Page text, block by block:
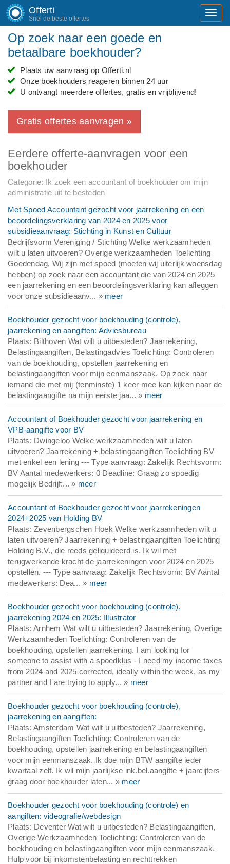
Offerti
Snel de beste offertes
Op zoek naar een goede en
betaalbare boekhouder?
Plaats uw aanvraag op Offerti.nl
Onze boekhouders reageren binnen 24 uur
U ontvangt meerdere offertes, gratis en vrijblijvend!
Gratis offertes aanvragen »
Eerdere offerte-aanvragen voor een
boekhouder
Categorie: Ik zoek een accountant of boekhouder om mijn
administratie uit te besteden
Met Spoed Accountant gezocht voor jaarrekening en een
beoordelingsverklaring van 2024 en 2025 voor
subsidieaanvraag: Stichting in Kunst en Cultuur
Bedrijfsvorm Vereniging / Stichting Welke werkzaamheden
wilt u laten uitvoeren? Overige werkzaamheden Toelichting
Goedendag, Wij zijn met spoed (moeten wij uiterlijk woensdag
hebben) op zoek naar een accountant die van 2024 en 2025
een jaarrekening en een beoordelingsverklaring kan afleggen
voor onze subsidieaanv... » meer
Boekhouder gezocht voor boekhouding (controle),
jaarrekening en aangiften: Adviesbureau
Plaats: Bilthoven Wat wilt u uitbesteden? Jaarrekening,
Belastingaangiften, Belastingadvies Toelichting: Controleren
van de boekhouding, opstellen jaarrekening en
belastingaangiften voor mijn eenmanszaak. Op zoek naar
iemand die met mij (tenminste) 1 keer mee kan kijken naar de
belastingaangifte na mijn eerste jaa... » meer
Accountant of Boekhouder gezocht voor jaarrekening en
VPB-aangifte voor BV
Plaats: Dwingeloo Welke werkzaamheden wilt u laten
uitvoeren? Jaarrekening + belastingaangiften Toelichting BV
met enkel een lening --- Type aanvraag: Zakelijk Rechtsvorm:
BV Aantal medewerkers: 0 Deadline: Graag zo spoedig
mogelijk Bedrijf:... » meer
Accountant of Boekhouder gezocht voor jaarrekeningen
2024+2025 van Holding BV
Plaats: Zevenbergschen Hoek Welke werkzaamheden wilt u
laten uitvoeren? Jaarrekening + belastingaangiften Toelichting
Holding B.V., die reeds geliquideerd is. Ik wil met
terugwerkende kracht de jaarrekeningen voor 2024 en 2025
opstellen. --- Type aanvraag: Zakelijk Rechtsvorm: BV Aantal
medewerkers: Dea... » meer
Boekhouder gezocht voor boekhouding (controle),
jaarrekening 2024 en 2025: Illustrator
Plaats: Arnhem Wat wilt u uitbesteden? Jaarrekening, Overige
Werkzaamheden Toelichting: Controleren van de
boekhouding, opstellen jaarrekening. I am looking for
someone to assist with a spoedklus - I need my income taxes
from 2024 and 2025 corrected, ideally within the week, as my
partner and I are trying to apply... » meer
Boekhouder gezocht voor boekhouding (controle),
jaarrekening en aangiften:
Plaats: Amsterdam Wat wilt u uitbesteden? Jaarrekening,
Belastingaangiften Toelichting: Controleren van de
boekhouding, opstellen jaarrekening en belastingaangiften
voor mijn eenmanszaak. Ik doe mijn BTW aangifte ieder
kwartaal zelf. Ik wil mijn jaarlijkse ink.bel.aangifte + jaarcijfers
graag door boekhouder laten... » meer
Boekhouder gezocht voor boekhouding (controle) en
aangiften: videografie/webdesign
Plaats: Deventer Wat wilt u uitbesteden? Belastingaangiften,
Overige Werkzaamheden Toelichting: Controleren van de
boekhouding en belastingaangiften voor mijn eenmanszaak.
Hulp voor bij inkomstenbelasting en rechttrekken